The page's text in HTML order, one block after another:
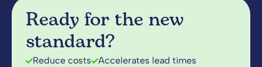
Ready for the new
standard?
Reduce costs
Accelerates lead times